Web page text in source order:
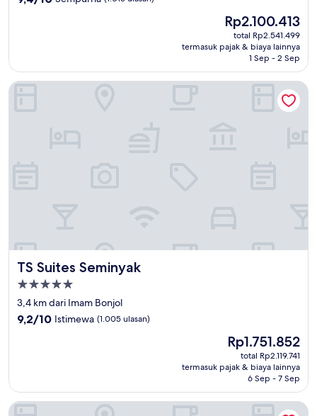
Harga
sekarang
Rp2.100.413
Rp2.100.413
total Rp2.541.499
termasuk pajak & biaya lainnya
1 Sep - 2 Sep
TS Suites Seminyak
TS Suites Seminyak
Properti
bintang
5.0
3,4 km dari Imam Bonjol
9.2
9,2/10 Istimewa (1.005 ulasan)
Harga
sekarang
Rp1.751.852
Rp1.751.852
total Rp2.119.741
termasuk pajak & biaya lainnya
6 Sep - 7 Sep
TS Suites Seminyak
Discovery Kartika Plaza Hotel